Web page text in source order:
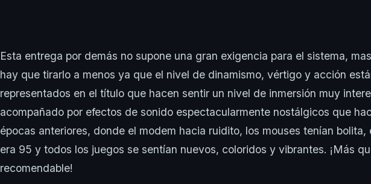
Esta entrega por demás no supone una gran exigencia para el sistema,
hay que tirarlo a menos ya que el nivel de dinamismo, vértigo y acción
representados en el título que hacen sentir un nivel de inmersión muy
acompañado por efectos de sonido espectacularmente nostálgicos que
épocas anteriores, donde el modem hacia ruidito, los mouses tenían bolita,
era 95 y todos los juegos se sentían nuevos, coloridos y vibrantes. ¡Más
recomendable!